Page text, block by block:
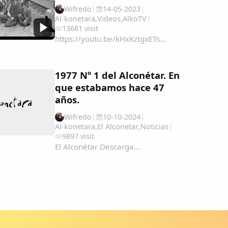
una...Wifredo | 14-05-2023|
Al-konetara,Videos,AlkoTV|
13681 visit
https://youtu.be/kHxKztgxETs...
1977 Nº 1 del Alconétar. En
que estabamos hace 47
años.
Wifredo | 10-10-2024|
Al-konetara,El Alconetar,Noticias |
9897 visit
El Alconétar Descarga...